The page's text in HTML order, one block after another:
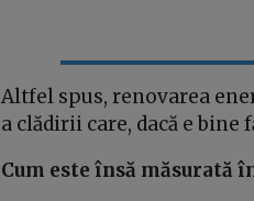
Altfel spus, renovarea
a clădirii care, dacă e
Cum este însă măsurată